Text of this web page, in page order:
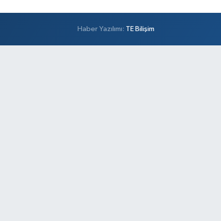
Haber Yazılımı: TE Bilişim